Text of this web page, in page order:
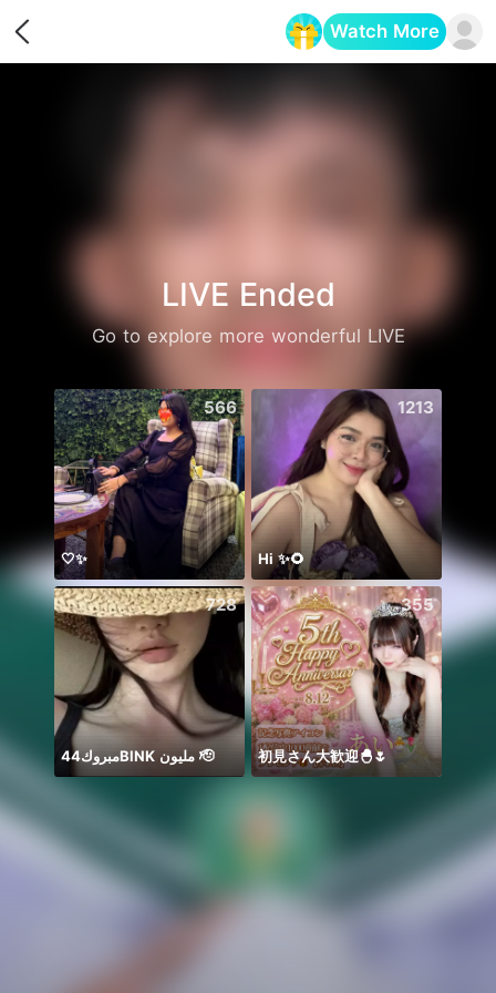
Watch More
LIVE Ended
Go to explore more wonderful LIVE
566
🤍✨
1213
Hi ✨🌻
728
مبروك44BlNK مليون 🫡
355
初見さん大歓迎🐣🌷
Y O